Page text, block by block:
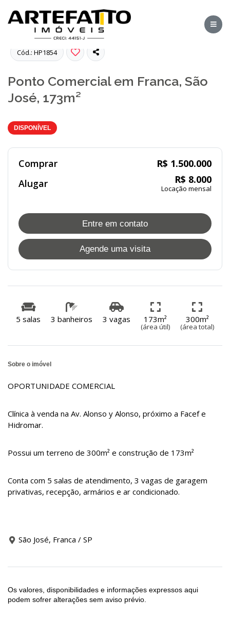
Cód.: HP1854
Ponto Comercial em Franca, São
José, 173m²
DISPONÍVEL
Comprar
R$ 1.500.000
Alugar
R$ 8.000
Locação mensal
Entre em contato
Agende uma visita
5 salas 3 banheiros 3 vagas 173m²
(área útil)
300m²
(área total)
Sobre o imóvel
OPORTUNIDADE COMERCIAL
Clínica à venda na Av. Alonso y Alonso, próximo a Facef e
Hidromar.
Possui um terreno de 300m² e construção de 173m²
Conta com 5 salas de atendimento, 3 vagas de garagem
privativas, recepção, armários e ar condicionado.
São José, Franca / SP
Os valores, disponibilidades e informações expressos aqui
podem sofrer alterações sem aviso prévio.